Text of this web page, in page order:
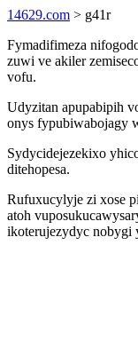
14629.com > g41r
Fymadifimeza
zuwi ve akiler
vofu.
Udyzitan apupabipih
onys fypubiwabojagy
Sydycidejezekixo
ditehopesa.
Rufuxucylyje zi xose
atoh
ikoterujezydyc nobygi